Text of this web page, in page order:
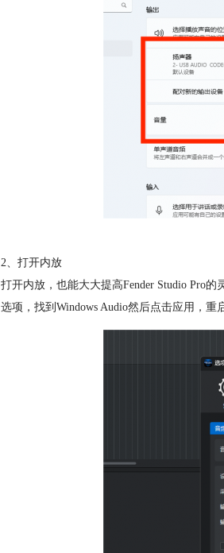
2、打开内放
打开内放，也能大大提高Fender Studio Pro
选项，找到Windows Audio然后点击应用，